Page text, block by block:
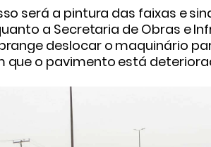
será a pintura das faixas e
a Secretaria de Obras e
deslocar o maquinário
que o pavimento está